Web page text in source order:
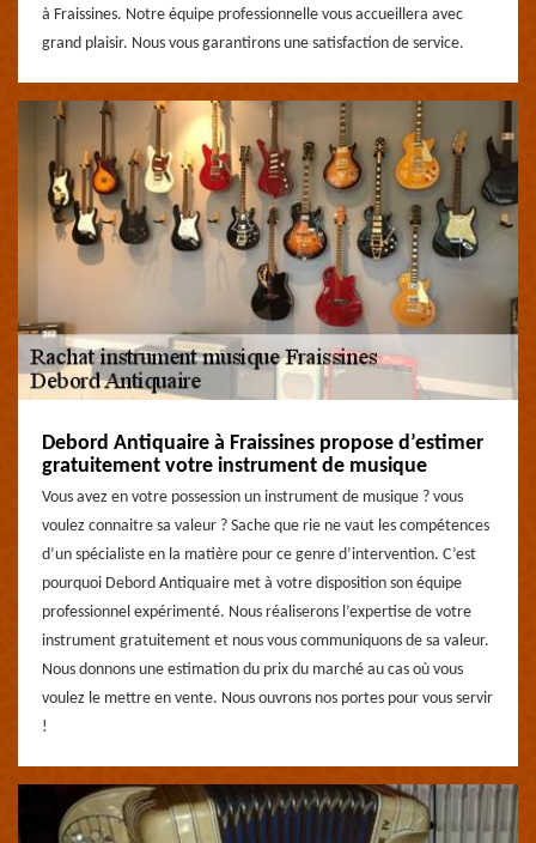
à Fraissines. Notre équipe professionnelle vous accueillera avec
grand plaisir. Nous vous garantirons une satisfaction de service.
Debord Antiquaire à Fraissines propose d’estimer
gratuitement votre instrument de musique
Vous avez en votre possession un instrument de musique ? vous
voulez connaitre sa valeur ? Sache que rie ne vaut les compétences
d’un spécialiste en la matière pour ce genre d’intervention. C’est
pourquoi Debord Antiquaire met à votre disposition son équipe
professionnel expérimenté. Nous réaliserons l’expertise de votre
instrument gratuitement et nous vous communiquons de sa valeur.
Nous donnons une estimation du prix du marché au cas où vous
voulez le mettre en vente. Nous ouvrons nos portes pour vous servir
!